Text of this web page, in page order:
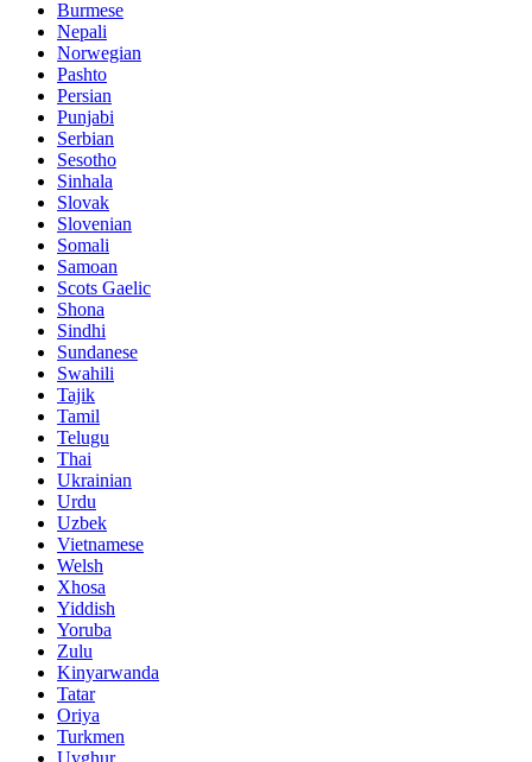
Burmese
Nepali
Norwegian
Pashto
Persian
Punjabi
Serbian
Sesotho
Sinhala
Slovak
Slovenian
Somali
Samoan
Scots Gaelic
Shona
Sindhi
Sundanese
Swahili
Tajik
Tamil
Telugu
Thai
Ukrainian
Urdu
Uzbek
Vietnamese
Welsh
Xhosa
Yiddish
Yoruba
Zulu
Kinyarwanda
Tatar
Oriya
Turkmen
Uyghur